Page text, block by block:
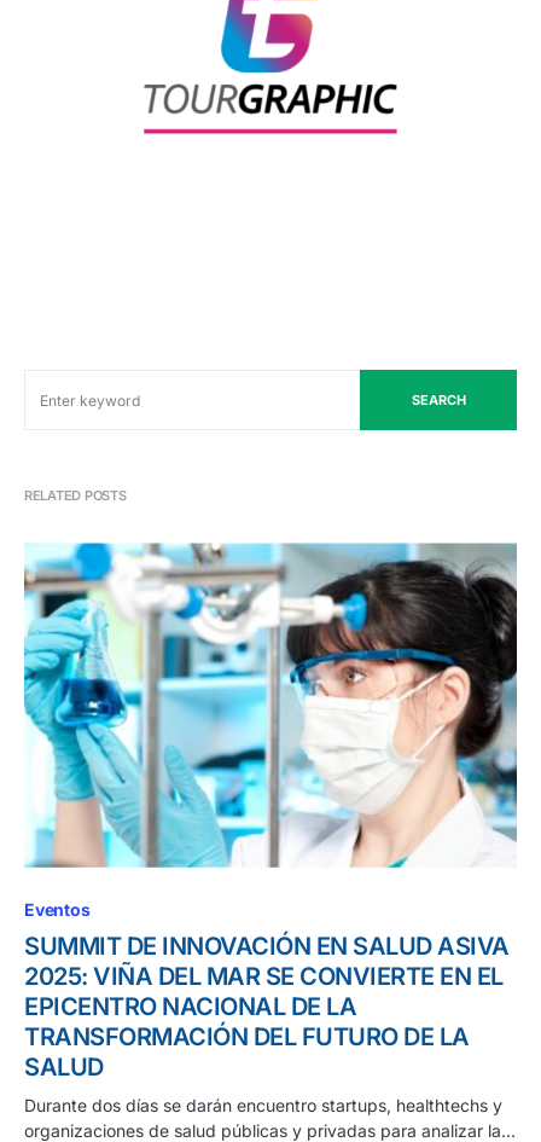
SEARCH
RELATED POSTS
Eventos
SUMMIT DE INNOVACIÓN EN SALUD ASIVA
2025: VIÑA DEL MAR SE CONVIERTE EN EL
EPICENTRO NACIONAL DE LA
TRANSFORMACIÓN DEL FUTURO DE LA
SALUD
Durante dos días se darán encuentro startups, healthtechs y
organizaciones de salud públicas y privadas para analizar la…